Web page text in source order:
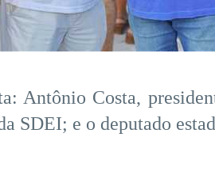
Antônio Costa,
SDEI; e o deputado